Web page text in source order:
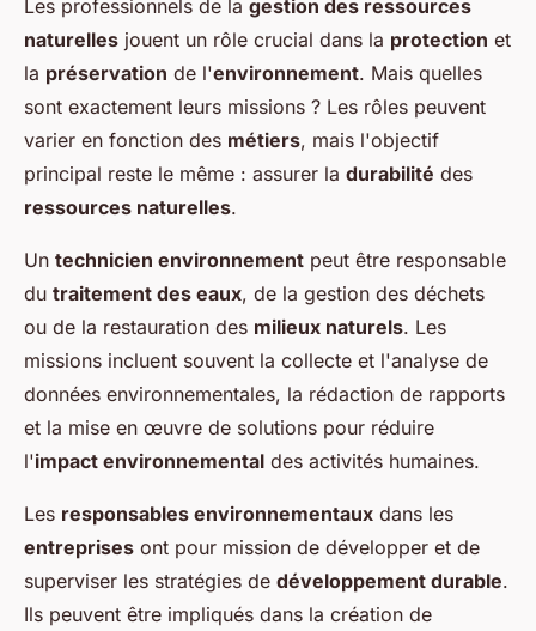
Les professionnels de la gestion des ressources
naturelles jouent un rôle crucial dans la protection et
la préservation de l'environnement. Mais quelles
sont exactement leurs missions ? Les rôles peuvent
varier en fonction des métiers, mais l'objectif
principal reste le même : assurer la durabilité des
ressources naturelles.
Un technicien environnement peut être responsable
du traitement des eaux, de la gestion des déchets
ou de la restauration des milieux naturels. Les
missions incluent souvent la collecte et l'analyse de
données environnementales, la rédaction de rapports
et la mise en œuvre de solutions pour réduire
l'impact environnemental des activités humaines.
Les responsables environnementaux dans les
entreprises ont pour mission de développer et de
superviser les stratégies de développement durable.
Ils peuvent être impliqués dans la création de